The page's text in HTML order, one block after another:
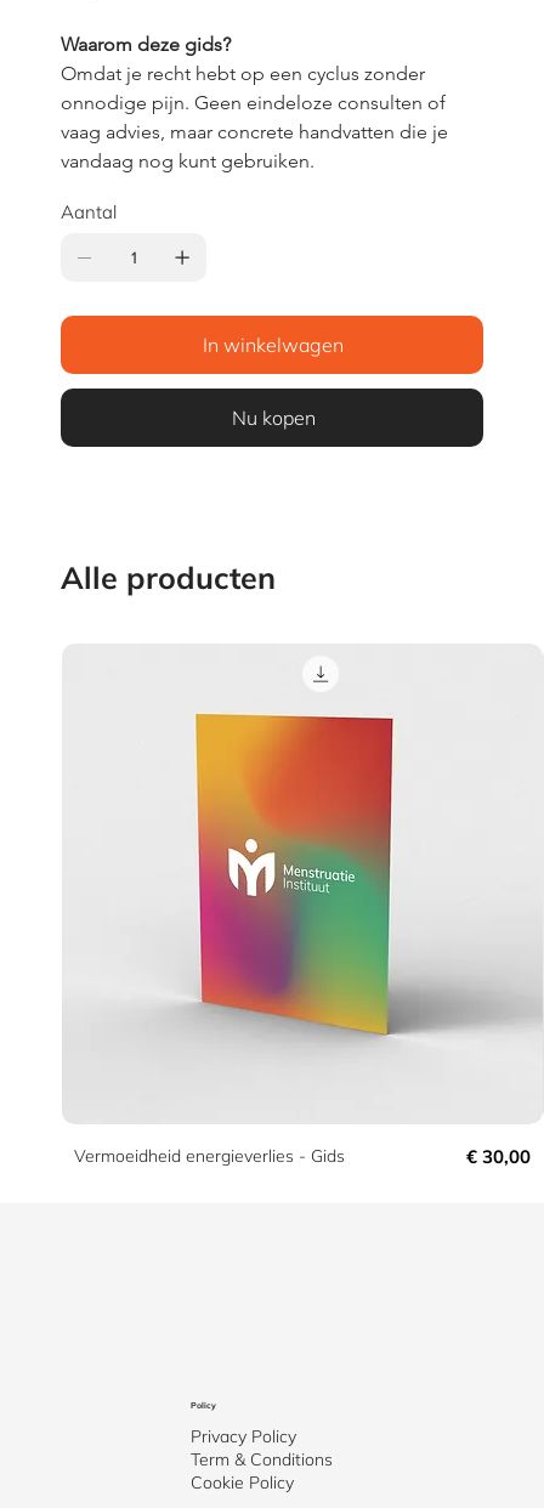
Waarom deze gids?
Omdat je recht hebt op een cyclus zonder
onnodige pijn. Geen eindeloze consulten of
vaag advies, maar concrete handvatten die je
vandaag nog kunt gebruiken.
Aantal
In winkelwagen
Nu kopen
Alle producten
Vermoeidheid energieverlies - Gids Prijs
€ 30,00
Privacy Policy
Term & Conditions
Cookie Policy
Policy